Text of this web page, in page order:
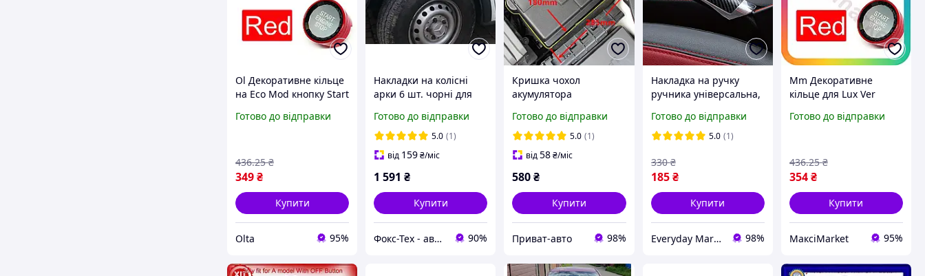
Ol Декоративне кільце
на Eco Mod кнопку Start
стильний елемент для
Готово до відправки
349₴
436.25 ₴
Купити
Olta 95%
Накладки на колісні
арки 6 шт. чорні для
2006 рр.
Готово до відправки
5.0 (1)
від 159₴/міс
1 591 ₴
Купити
Фокс-Тех - автотюнінг 90%
Кришка чохол
акумулятора
Kodiaq Volkswagen
Tiguan
Готово до відправки
5.0 (1)
від58₴/міс
580₴
Купити
Приват-авто 98%
Накладка на ручку
ручника універсальна,
на ручне гальмо 12.5
см карбон
Готово до відправки
5.0 (1)
185 ₴
330 ₴
Купити
Everyday Market 98%
Mm Декоративне
кільце для Lux Ver
червоний стильний
Готово до відправки
354₴
436.25 ₴
Купити
МаксіMarket 95%